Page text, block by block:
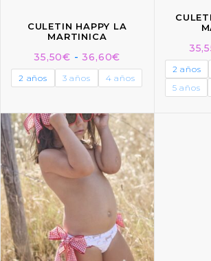
CULETIN HAPPY LA
MARTINICA
35,50€ - 36,60€
2 años 3 años 4 años
2 años
5 años